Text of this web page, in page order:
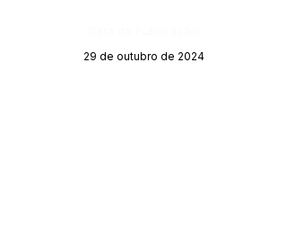
29 de outubro de 2024